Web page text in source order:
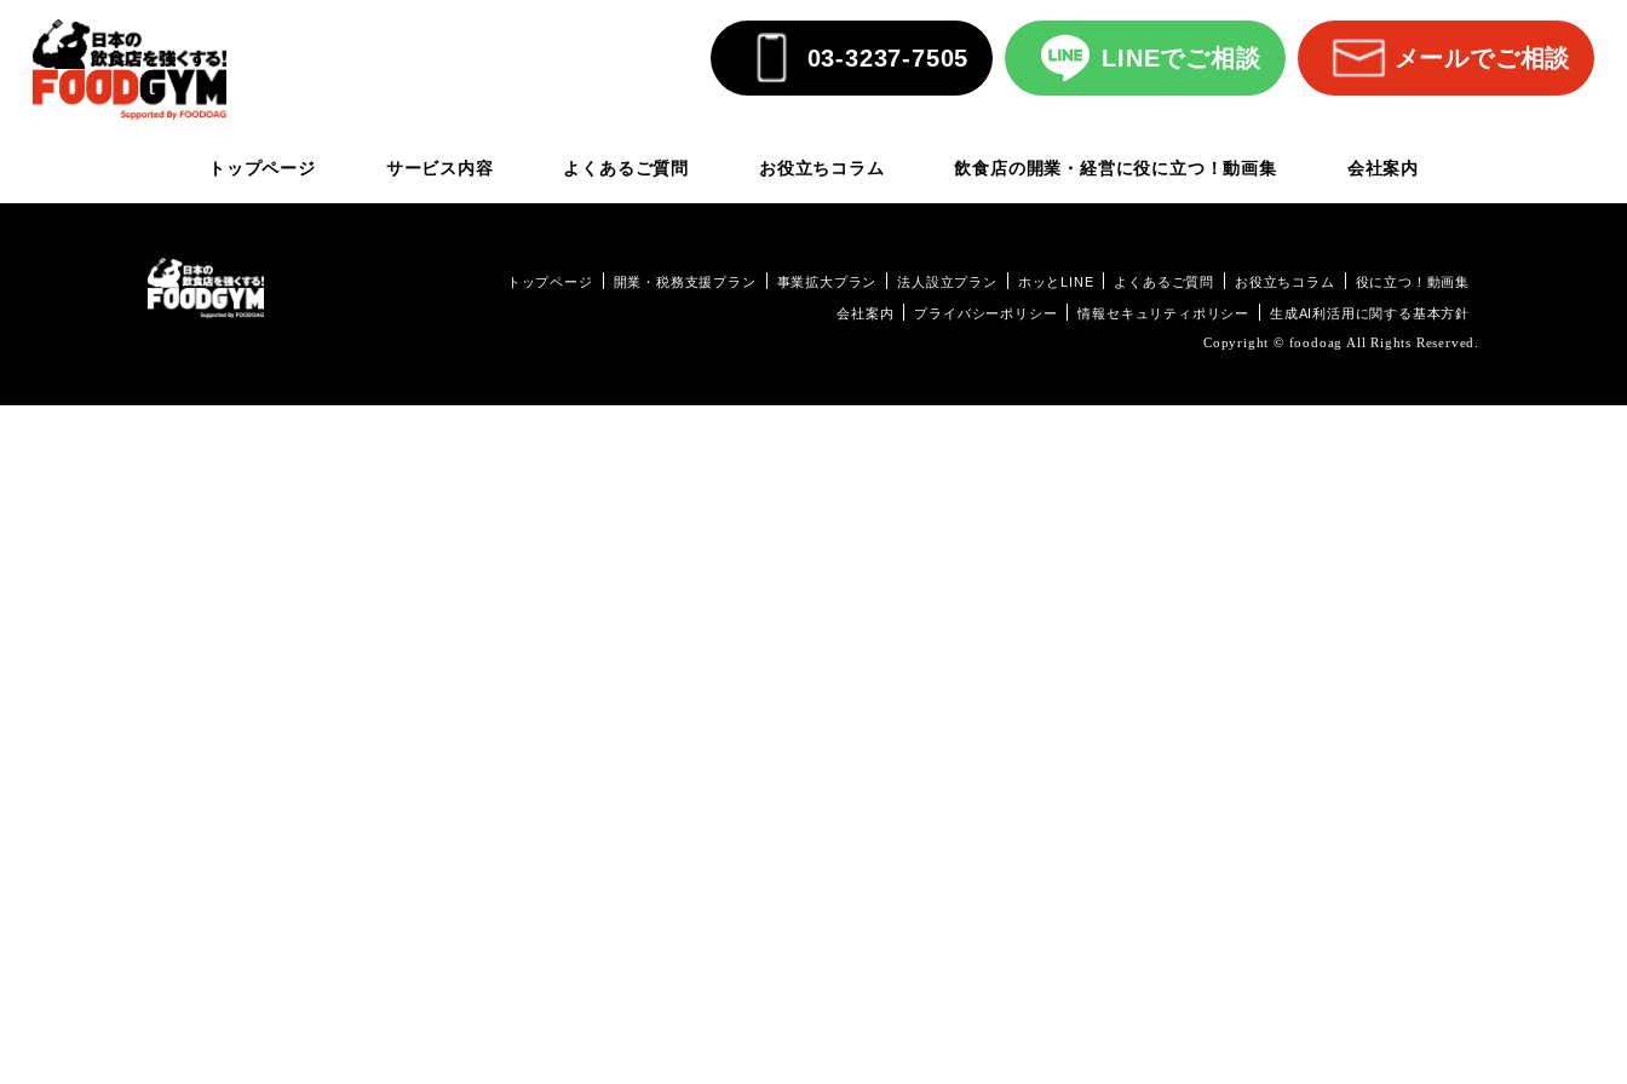
03-3237-7505 LINEでご相談 メールでご相談
トップページ サービス内容 よくあるご質問 お役立ちコラム 飲食店の開業・経営に役に立つ！動画集 会社案内
トップページ 開業・税務支援プラン 事業拡大プラン 法人設立プラン ホッとLINE よくあるご質問 お役立ちコラム 役に立つ！動画集
会社案内 プライバシーポリシー 情報セキュリティポリシー
生成AI利活用に関する基本方針
Copyright © foodoag All Rights Reserved.